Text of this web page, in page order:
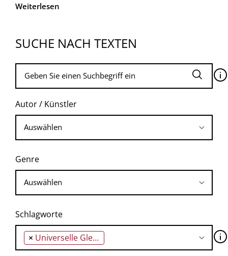
Weiterlesen
SUCHE NACH TEXTEN
🛈
Autor / Künstler
Genre
Schlagworte
× Universelle Gleichheit 🛈